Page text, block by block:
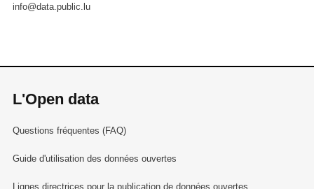
info@data.public.lu
L'Open data
Questions fréquentes (FAQ)
Guide d'utilisation des données ouvertes
Lignes directrices pour la publication de données ouvertes